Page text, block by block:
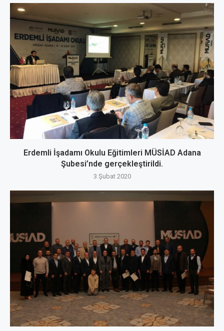
Erdemli İşadamı Okulu Eğitimleri MÜSİAD Adana
Şubesi’nde gerçekleştirildi.
3 Şubat 2020